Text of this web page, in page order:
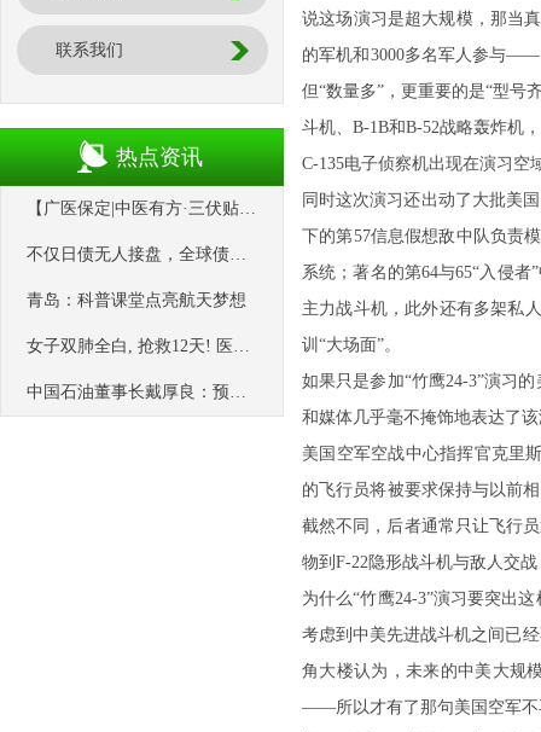
联系我们
热点资讯
【广医保定|中医有方·三伏贴】“冬病夏治”黄金期，“三伏贴”火热来袭_广安门_疾病_皮肤
不仅日债无人接盘，全球债市买家都在“罢工”
青岛：科普课堂点亮航天梦想
女子双肺全白, 抢救12天! 医生提醒: 早期症状似感冒
中国石油董事长戴厚良：预计今年油价在70美元~75美元/桶
说这场演习是超大规模，那当
的军机和3000多名军人参与——
但“数量多”，更重要的是“型号
斗机、B-1B和B-52战略轰炸机
C-135电子侦察机出现在演习空
同时这次演习还出动了大批美
下的第57信息假想敌中队负责
系统；著名的第64与65“入侵者
主力战斗机，此外还有多架私
训“大场面”。
如果只是参加“竹鹰24-3”演习
和媒体几乎毫不掩饰地表达了
美国空军空战中心指挥官克里
的飞行员将被要求保持与以前
截然不同，后者通常只让飞行
物到F-22隐形战斗机与敌人交
为什么“竹鹰24-3”演习要突出
考虑到中美先进战斗机之间已
角大楼认为，未来的中美大规
——所以才有了那句美国空军不